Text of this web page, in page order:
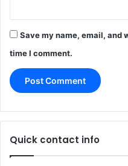
Save my name, email, and
time I comment.
Quick contact info